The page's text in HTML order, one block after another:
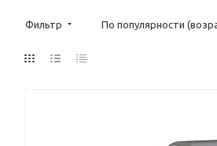
Фильтр По популярности